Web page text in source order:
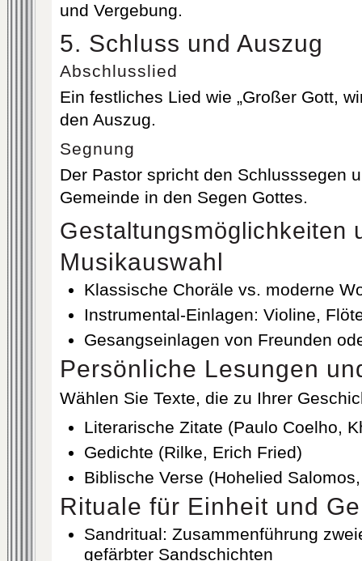
und Vergebung.
5. Schluss und Auszug
Abschlusslied
Ein festliches Lied wie „Großer Gott,
den Auszug.
Segnung
Der Pastor spricht den Schlusssegen
Gemeinde in den Segen Gottes.
Gestaltungsmöglichkeiten
Musikauswahl
Klassische Choräle vs. moderne
Instrumental-Einlagen: Violine,
Gesangseinlagen von Freunden
Persönliche Lesungen
Wählen Sie Texte, die zu Ihrer
Literarische Zitate (Paulo Coelho,
Gedichte (Rilke, Erich Fried)
Biblische Verse (Hohelied
Rituale für Einheit und
Sandritual: Zusammenführung
gefärbter Sandschichten